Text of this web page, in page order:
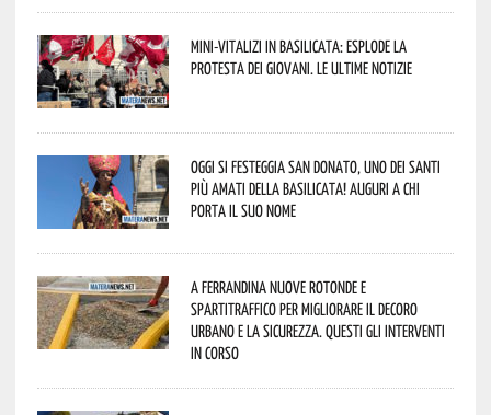
Mini-vitalizi in Basilicata: esplode la
protesta dei giovani. Le ultime notizie
Oggi si festeggia San Donato, uno dei Santi
più amati della Basilicata! Auguri a chi
porta il suo nome
A Ferrandina nuove rotonde e
spartitraffico per migliorare il decoro
urbano e la sicurezza. Questi gli interventi
in corso